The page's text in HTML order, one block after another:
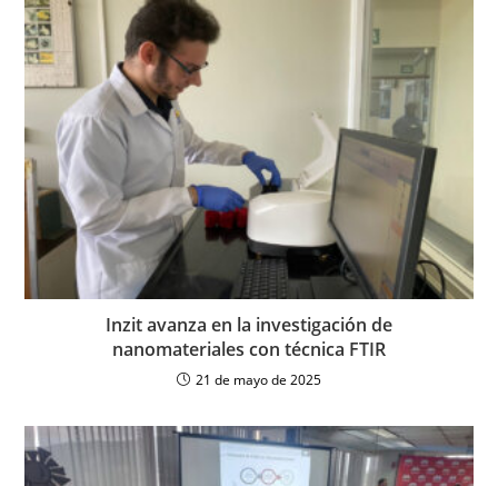
Inzit avanza en la investigación de
nanomateriales con técnica FTIR
21 de mayo de 2025